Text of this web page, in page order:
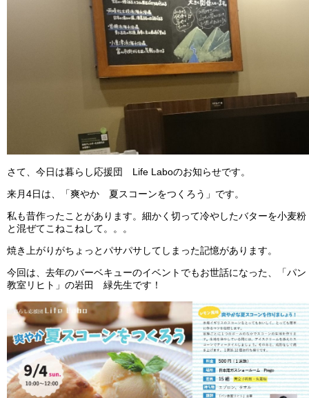
さて、今日は暮らし応援団 Life Laboのお知らせです。
来月4日は、「爽やか 夏スコーンをつくろう」です。
私も昔作ったことがあります。細かく切って冷やしたバターを小麦粉
と混ぜてこねこねして。。。
焼き上がりがちょっとパサパサしてしまった記憶があります。
今回は、去年のバーベキューのイベントでもお世話になった、「パン
教室リヒト 」の岩田 緑先生です！